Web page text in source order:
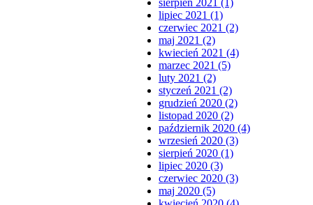
sierpień 2021 (1)
lipiec 2021 (1)
czerwiec 2021 (2)
maj 2021 (2)
kwiecień 2021 (4)
marzec 2021 (5)
luty 2021 (2)
styczeń 2021 (2)
grudzień 2020 (2)
listopad 2020 (2)
październik 2020 (4)
wrzesień 2020 (3)
sierpień 2020 (1)
lipiec 2020 (3)
czerwiec 2020 (3)
maj 2020 (5)